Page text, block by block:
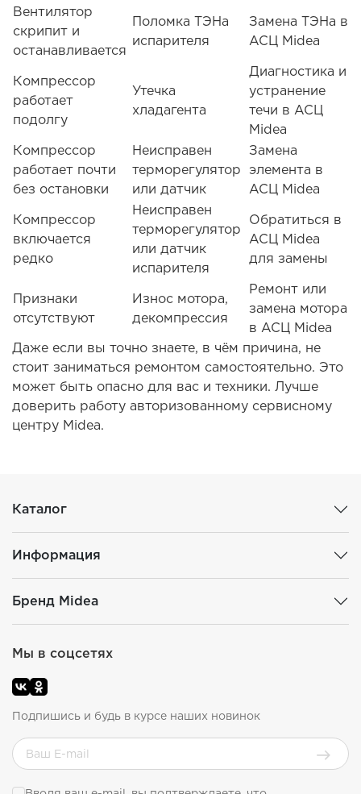
Вентилятор
скрипит и
останавливается
Поломка ТЭНа
испарителя
Замена ТЭНа в
АСЦ Midea
Компрессор
работает
подолгу
Утечка
хладагента
Диагностика и
устранение
течи в АСЦ
Midea
Компрессор
работает почти
без остановки
Неисправен
терморегулятор
или датчик
Замена
элемента в
АСЦ Midea
Компрессор
включается
редко
Неисправен
терморегулятор
или датчик
испарителя
Обратиться в
АСЦ Midea
для замены
Признаки
отсутствуют
Износ мотора,
декомпрессия
Ремонт или
замена мотора
в АСЦ Midea
Даже если вы точно знаете, в чём причина, не
стоит заниматься ремонтом самостоятельно. Это
может быть опасно для вас и техники. Лучше
доверить работу авторизованному сервисному
центру Midea.
Каталог
Информация
Бренд Midea
Мы в соцсетях
Подпишись и будь в курсе наших новинок